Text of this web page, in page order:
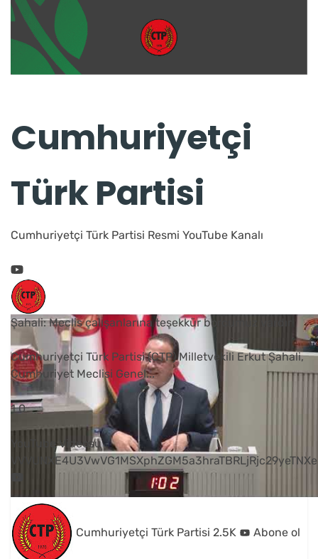
Cumhuriyetçi
Türk Partisi
Cumhuriyetçi Türk Partisi Resmi YouTube Kanalı
Şahali: Meclis çalışanlarına teşekkür borcumuz vardır
Cumhuriyetçi Türk Partisi (CTP) Milletvekili Erkut Şahali,
Cumhuriyet Meclisi Genel...
1 0
YouTube Videosu
Cumhuriyetçi Türk Partisi 2.5K Abone ol